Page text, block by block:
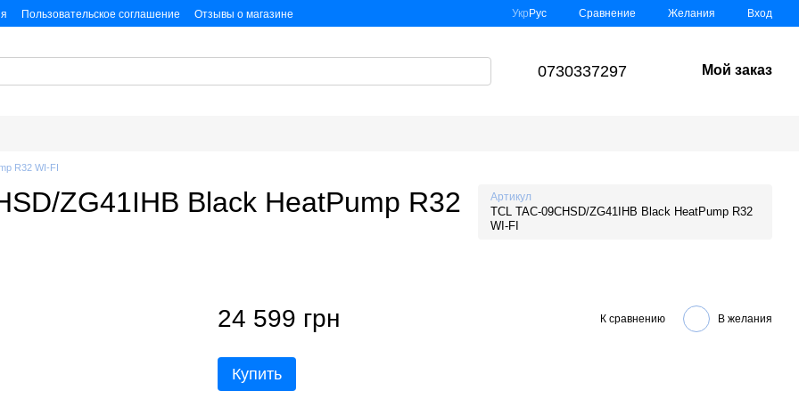
Пользовательское соглашение
Отзывы о магазине
Укр Рус Сравнение Желания Вход
0730337297 Мой заказ
R32 WI-FI
ZG41IHB Black HeatPump R32
Артикул
TCL TAC-09CHSD/ZG41IHB Black HeatPump R32
WI-FI
24 599 грн К сравнению В желания
Купить